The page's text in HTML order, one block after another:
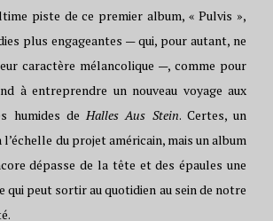
piste de ce premier album, « Pulvis »,
plus engageantes — qui, pour autant, ne
caractère mélancolique —, comme pour
à entreprendre un nouveau voyage aux
humides deHalles Aus Stein. Certes, un
du projet américain, mais un album
dépasse de la tête et des épaules une
qui peut sortir au quotidien au sein de notre